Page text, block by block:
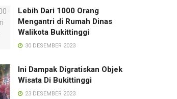
Lebih Dari 1000 Orang
Mengantri di Rumah Dinas
Walikota Bukittinggi
30 DESEMBER 2023
Ini Dampak Digratiskan Objek
Wisata Di Bukittinggi
23 DESEMBER 2023